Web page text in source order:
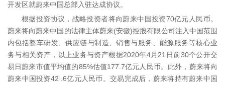
开发区就蔚来中国总部入驻达成协议。
根据投资协议，战略投资者将向蔚来中国投资70亿元人民币。
蔚来将向蔚来中国的法律主体蔚来(安徽)控股有限公司注入中国范围
内包括整车研发、供应链与制造、销售与服务、能源服务等核心业
务与相关资产，以上业务与资产根据2020年4月21日前30个公开交
易日蔚来市值平均值的85%估值177.7亿元人民币。此外，蔚来将向
蔚来中国投资42 .6亿元人民币。交易完成后，蔚来将持有蔚来中国